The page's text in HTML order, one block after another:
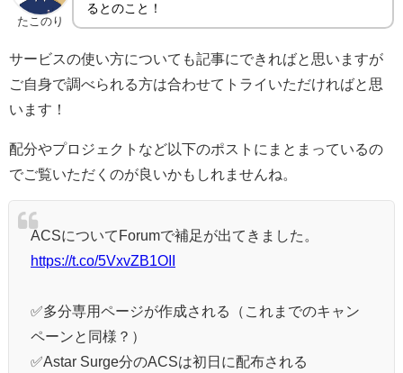
たこのり
るとのこと！
サービスの使い方についても記事にできればと思いますが
ご自身で調べられる方は合わせてトライいただければと思
います！
配分やプロジェクトなど以下のポストにまとまっているの
でご覧いただくのが良いかもしれませんね。
ACSについてForumで補足が出てきました。
https://t.co/5VxvZB1OII
✅多分専用ページが作成される（これまでのキャン
ペーンと同様？）
✅Astar Surge分のACSは初日に配布される